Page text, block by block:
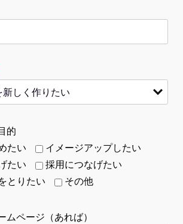
的
たい
イメージアップしたい
たい
採用につなげたい
とりたい
その他
ムページ（あれば）